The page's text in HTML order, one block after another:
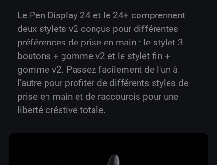
Le Pen Display 24 et le 24+ comprennent
deux stylets v2 conçus pour différentes
préférences de prise en main : le stylet 3
boutons + gomme v2 et le stylet fin +
gomme v2. Passez facilement de l'un à
l'autre pour profiter de différents styles de
prise en main et de raccourcis pour une
liberté créative totale.